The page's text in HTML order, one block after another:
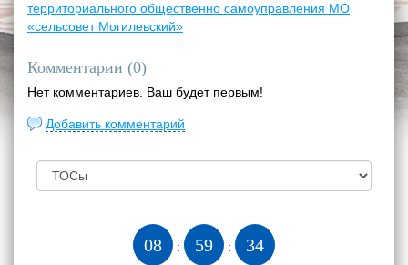
территориального общественно самоуправления МО
«сельсовет Могилевский»
Комментарии (0)
Нет комментариев. Ваш будет первым!
Добавить комментарий
08 : 59 : 35